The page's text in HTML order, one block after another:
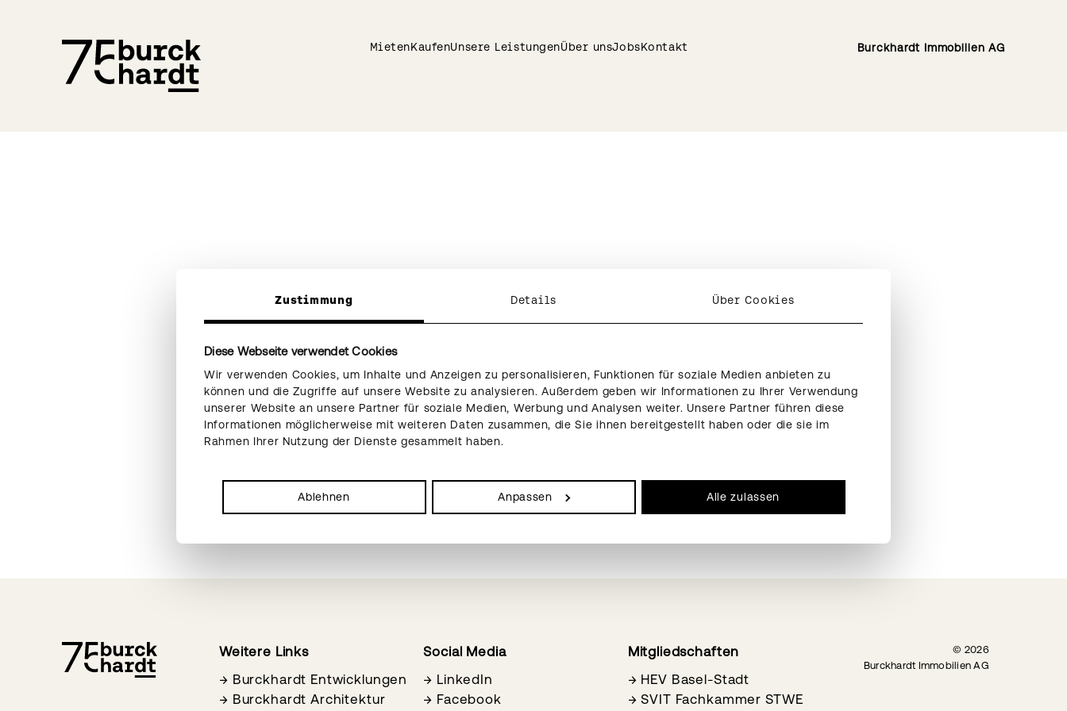
Zustimmung Details Über Cookies
Diese Webseite verwendet Cookies
Wir verwenden Cookies, um Inhalte und Anzeigen zu personalisieren, Funktionen für soziale Medien anbieten zu
können und die Zugriffe auf unsere Website zu analysieren. Außerdem geben wir Informationen zu Ihrer Verwendung
unserer Website an unsere Partner für soziale Medien, Werbung und Analysen weiter. Unsere Partner führen diese
Informationen möglicherweise mit weiteren Daten zusammen, die Sie ihnen bereitgestellt haben oder die sie im
Rahmen Ihrer Nutzung der Dienste gesammelt haben.
Ablehnen Anpassen Alle zulassen
MietenKaufenUnsere LeistungenÜber unsJobsKontakt Burckhardt Immobilien AG
Weitere Links
→ Burckhardt Entwicklungen
→ Burckhardt Architektur
Social Media
→ LinkedIn
→ Facebook
Mitgliedschaften
→ HEV Basel-Stadt
→SVIT Fachkammer STWE
© 2026
Burckhardt Immobilien AG